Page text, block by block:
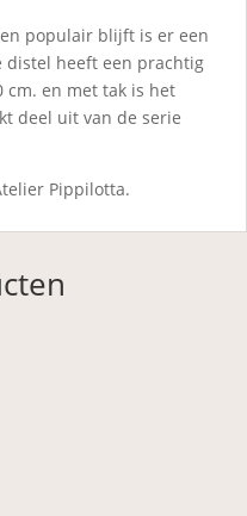
populair blijft is er een
distel heeft een prachtig
cm. en met tak is het
deel uit van de serie
Pippilotta.